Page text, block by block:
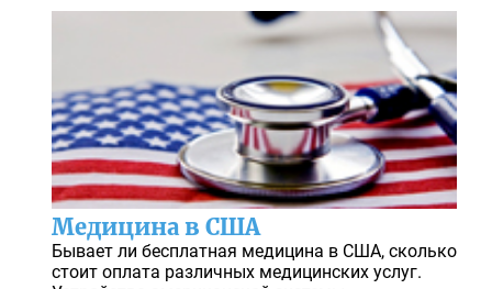
Медицина в США
Бывает ли бесплатная медицина в США, сколько
стоит оплата различных медицинских услуг.